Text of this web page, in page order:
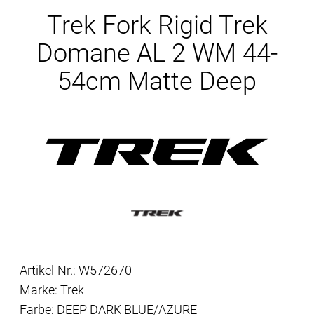
Trek Fork Rigid Trek
Domane AL 2 WM 44-
54cm Matte Deep
Artikel-Nr.: W572670
Marke: Trek
Farbe: DEEP DARK BLUE/AZURE